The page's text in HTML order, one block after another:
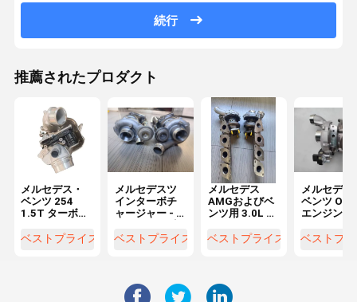
続行
推薦されたプロダクト
メルセデス・
ベンツ 254
1.5T ターボチ
イレクト交換
ベストプライス
メルセデスツ
インターボチ
ャージャー - ガ
量 ディーゼル
の直接交換
ベストプライス
メルセデス
AMGおよびベ
ンツ用 3.0L 容
燃料直接交換
ベストプライス
メルセデス
ベンツ
エンジン用
ル燃料 直換
ベストプ